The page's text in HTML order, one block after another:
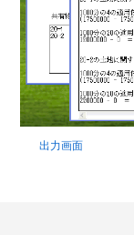
出力画面